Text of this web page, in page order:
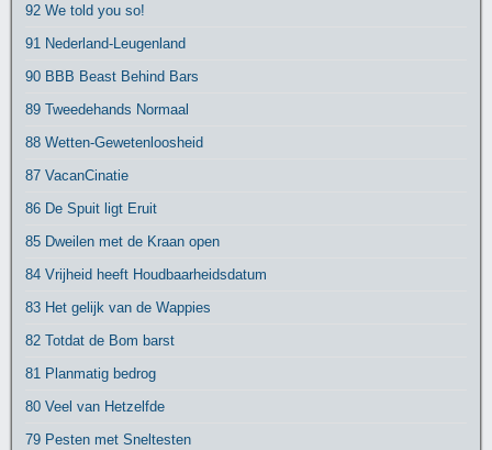
92 We told you so!
91 Nederland-Leugenland
90 BBB Beast Behind Bars
89 Tweedehands Normaal
88 Wetten-Gewetenloosheid
87 VacanCinatie
86 De Spuit ligt Eruit
85 Dweilen met de Kraan open
84 Vrijheid heeft Houdbaarheidsdatum
83 Het gelijk van de Wappies
82 Totdat de Bom barst
81 Planmatig bedrog
80 Veel van Hetzelfde
79 Pesten met Sneltesten